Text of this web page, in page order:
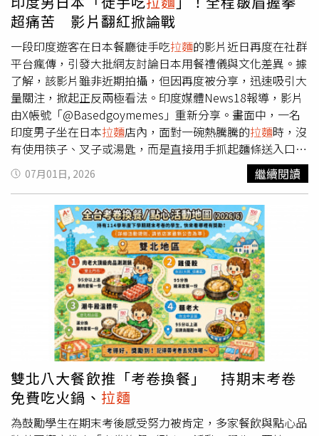
亮麗，更在法庭戲中，精準傳達出角色被社會審判、孤軍奮
戰的悲壯感與內心掙扎，細膩演繹了角色內心的煎熬與憤
怒，演技大獲好評，獲得包括日本女導演早川千繪等的極力
盛讚。國際影媒更誇讚她完美演繹了偶像與凡人之間，「那
種既痛苦又美麗的靈魂拉扯」。《偶像禁愛令》將於下周7
月8日（星期三）起全台上映。
業，台北林森店、南港環球店則在今年2月左右歇業。而北
車微風店原為在台最後一間分店，如今宣布熄燈，代表該品
牌「暫時」退出台灣。
超痛苦 影片翻紅掀論戰
一段印度遊客在日本餐廳徒手吃拉麵的影片近日再度在社群
平台瘋傳，引發大批網友討論日本用餐禮儀與文化差異。據
了解，該影片雖非近期拍攝，但因再度被分享，迅速吸引大
量關注，掀起正反兩極看法。印度媒體News18報導，影片
由X帳號「@Basedgoymemes」重新分享。畫面中，一名
印度男子坐在日本拉麵店內，面對一碗熱騰騰的拉麵時，沒
有使用筷子、叉子或湯匙，而是直接用手抓起麵條送入口
中。他在用餐過程中不時露出痛苦表情，還一度緊握拳頭，
不少網友猜測可能是
太燙，也有人認為他似乎並不習慣
這道料理。根據留言區網友指出，這段影片其實最早可追溯
至2019年，近日再度被翻出，在社群平台獲得大量轉發與
討論。不少人認為，若不熟悉使用筷子，至少可以改用叉子
或湯匙，不應直接用手進食熱拉麵。有人留言表示，「如果
不會用筷子，就拿叉子和湯匙吧，徒手吃熱拉麵真的太誇
張。」另有日本網友指出，日本相當重視用餐禮儀與衛生習
慣，徒手接觸食物後再碰觸桌面、座椅等公共設施，可能引
發衛生疑慮。不過，也有人認為外界反應過度，指出世界各
地本就有不同飲食文化，有些人甚至會用刀叉吃披薩，因此
不應對他人的用餐方式過度批評。
07月01日, 2026 繼續閱讀
雙北八大餐飲推「考卷換餐」 持期末考卷
免費吃火鍋、 拉麵
為鼓勵學生在期末考後感受努力被肯定，多家餐飲與點心品